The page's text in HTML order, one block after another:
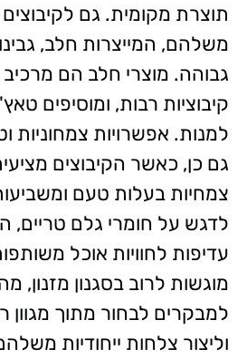
תוצרת מקומית. גם
משלהם, המייצרות חלב,
גבוהה. מוצרי חלב הם מרכיב
קיבוציות רבות, ומוסיפים
למנות. אפשרויות צמחוניות
גם כן, כאשר הקיבוצים
צמחיות בעלות טעם
לדגש על חומרי גלם טריים,
עדיפות לחוויות אוכל
מוגשות לרוב בסגנון
למבקרים לבחור מתוך
וליצור צלחות ייחודיות